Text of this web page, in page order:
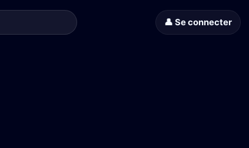
👤 Se connecter